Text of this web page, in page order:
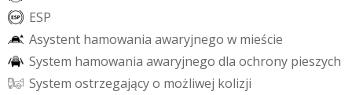
ESP
Asystent hamowania awaryjnego w mieście
System hamowania awaryjnego dla ochrony pieszych
System ostrzegającyo możliwej kolizji